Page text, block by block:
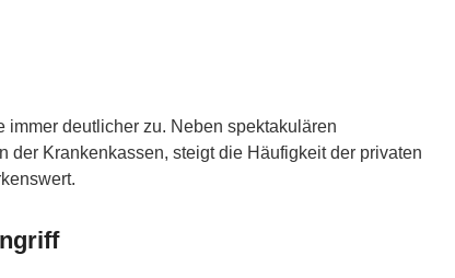
immer deutlicher zu. Neben spektakulären
der Krankenkassen, steigt die Häufigkeit der privaten